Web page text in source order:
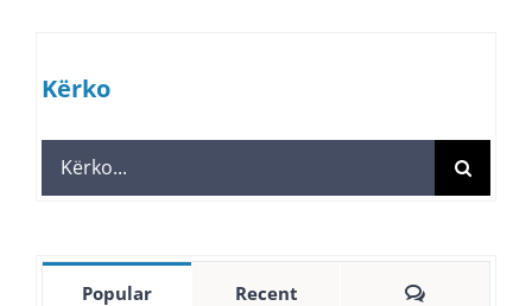
Kërko
Search
for:
Popular Recent Comments